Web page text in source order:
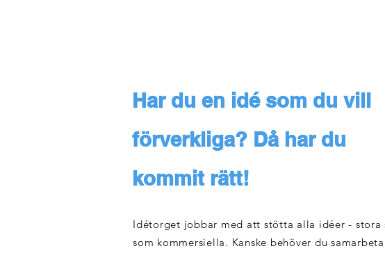
Har du en idé som du vill
förverkliga? Då har du
kommit rätt!
Idétorget jobbar med att stötta alla idéer - stora
som kommersiella. Kanske behöver du